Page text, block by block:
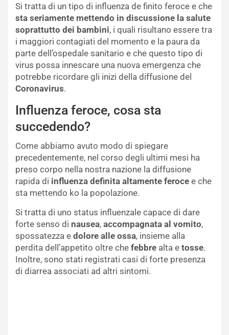
Si tratta di un tipo di influenza de finito feroce e che
sta seriamente mettendo in discussione la salute
soprattutto dei bambini, i quali risultano essere tra
i maggiori contagiati del momento e la paura da
parte dell’ospedale sanitario e che questo tipo di
virus possa innescare una nuova emergenza che
potrebbe ricordare gli inizi della diffusione del
Coronavirus.
Influenza feroce, cosa sta
succedendo?
Come abbiamo avuto modo di spiegare
precedentemente, nel corso degli ultimi mesi ha
preso corpo nella nostra nazione la diffusione
rapida di influenza definita altamente feroce e che
sta mettendo ko la popolazione.
Si tratta di uno status influenzale capace di dare
forte senso di nausea, accompagnata al vomito,
spossatezza e dolore alle ossa, insieme alla
perdita dell’appetito oltre che febbre alta e tosse.
Inoltre, sono stati registrati casi di forte presenza
di diarrea associati ad altri sintomi.